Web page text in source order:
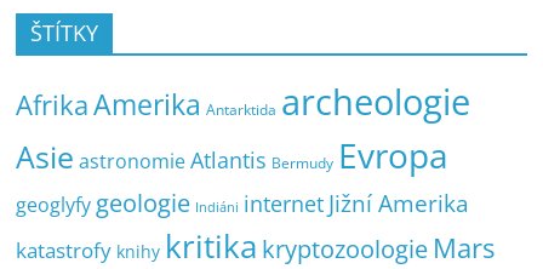
ŠTÍTKY
AfrikaAmerika Antarktida archeologie
Asie astronomie Atlantis Bermudy Evropa
geoglyfy geologie Indiáni internet Jižní Amerika
katastrofy knihy kritika kryptozoologie Mars